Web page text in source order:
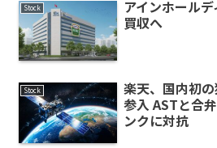
Stock
アインホール
買収へ
Stock
楽天、国内初
参入 ASTと合
ンクに対抗